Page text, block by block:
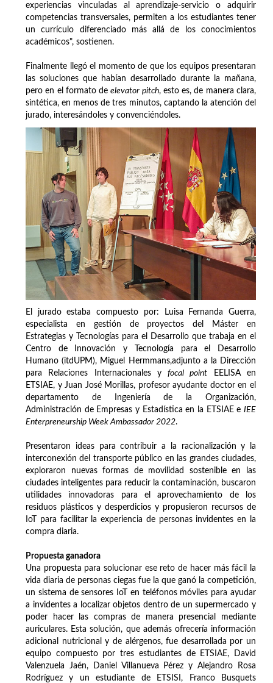
experiencias vinculadas al aprendizaje-servicio o adquirir
competencias transversales, permiten a los estudiantes tener
un currículo diferenciado más allá de los conocimientos
académicos", sostienen.
Finalmente llegó el momento de que los equipos presentaran
las soluciones que habían desarrollado durante la mañana,
pero en el formato deelevator pitch, esto es, de manera clara,
sintética, en menos de tres minutos, captando la atención del
jurado, interesándoles y convenciéndoles.
El jurado estaba compuesto por: Luisa Fernanda Guerra,
especialista en gestión de proyectos del Máster en
Estrategias y Tecnologías para el Desarrollo que trabaja en el
Centro de Innovación y Tecnología para el Desarrollo
Humano (itdUPM), Miguel Hermmans,adjunto a la Dirección
para Relaciones Internacionales yfocal point EELISA en
ETSIAE, y Juan José Morillas, profesor ayudante doctor en el
departamento de Ingeniería de la Organización,
Administración de Empresas y Estadística en la ETSIAE e IEE
Enterpreneurship Week Ambassador 2022.
Presentaron ideas para contribuir a la racionalización y la
interconexión del transporte público en las grandes ciudades,
exploraron nuevas formas de movilidad sostenible en las
ciudades inteligentes para reducir la contaminación, buscaron
utilidades innovadoras para el aprovechamiento de los
residuos plásticos y desperdicios y propusieron recursos de
IoT para facilitar la experiencia de personas invidentes en la
compra diaria.
Propuesta ganadora
Una propuesta para solucionar ese reto de hacer más fácil la
vida diaria de personas ciegas fue la que ganó la competición,
un sistema de sensores IoT en teléfonos móviles para ayudar
a invidentes a localizar objetos dentro de un supermercado y
poder hacer las compras de manera presencial mediante
auriculares. Esta solución, que además ofrecería información
adicional nutricional y de alérgenos, fue desarrollada por un
equipo compuesto por tres estudiantes de ETSIAE, David
Valenzuela Jaén, Daniel Villanueva Pérez y Alejandro Rosa
Rodríguez y un estudiante de ETSISI, Franco Busquets